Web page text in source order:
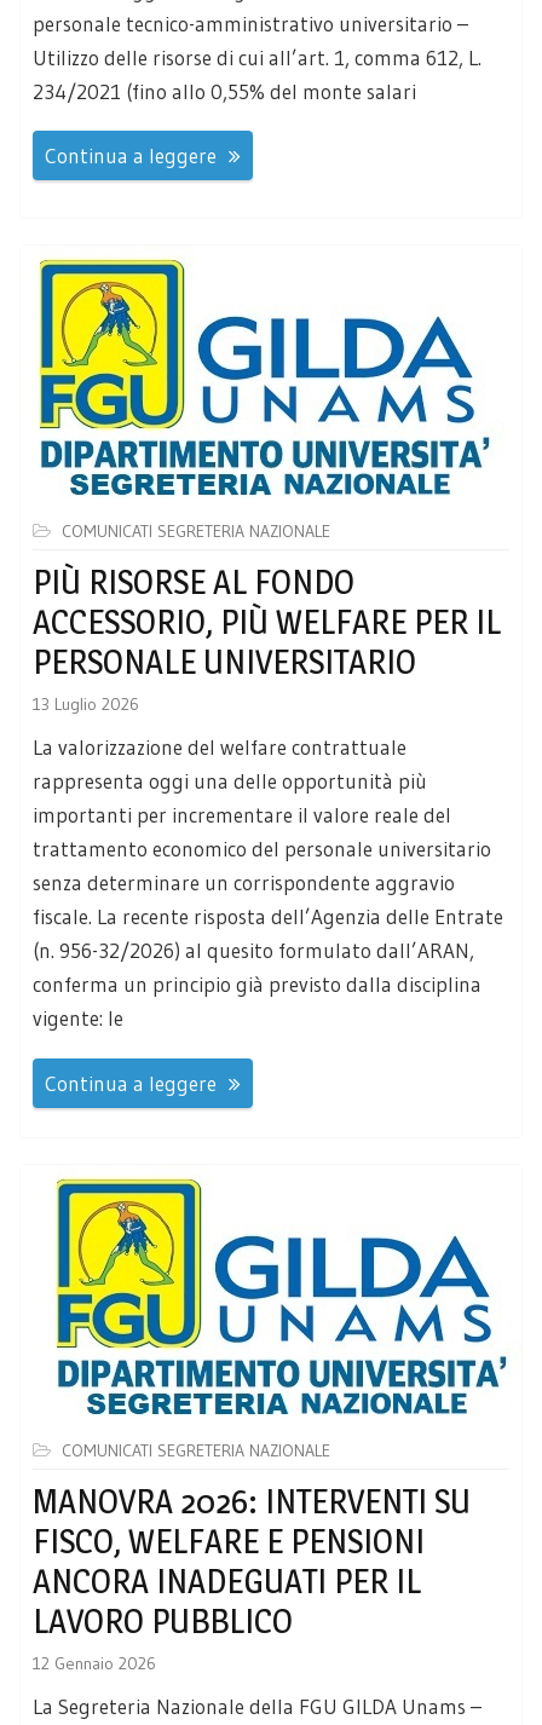
personale tecnico-amministrativo universitario –
Utilizzo delle risorse di cui all’art. 1, comma 612, L.
234/2021 (fino allo 0,55% del monte salari
Continua a leggere
COMUNICATI SEGRETERIA NAZIONALE
PIÙ RISORSE AL FONDO
ACCESSORIO, PIÙ WELFARE PER IL
PERSONALE UNIVERSITARIO
13 Luglio 2026
La valorizzazione del welfare contrattuale
rappresenta oggi una delle opportunità più
importanti per incrementare il valore reale del
trattamento economico del personale universitario
senza determinare un corrispondente aggravio
fiscale. La recente risposta dell’Agenzia delle Entrate
(n. 956-32/2026) al quesito formulato dall’ARAN,
conferma un principio già previsto dalla disciplina
vigente: le
Continua a leggere
COMUNICATI SEGRETERIA NAZIONALE
MANOVRA 2026: INTERVENTI SU
FISCO, WELFARE E PENSIONI
ANCORA INADEGUATI PER IL
LAVORO PUBBLICO
12 Gennaio 2026
La Segreteria Nazionale della FGU GILDA Unams –